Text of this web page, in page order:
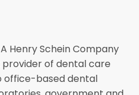
Henry Schein Company
provider of dental care
office-based dental